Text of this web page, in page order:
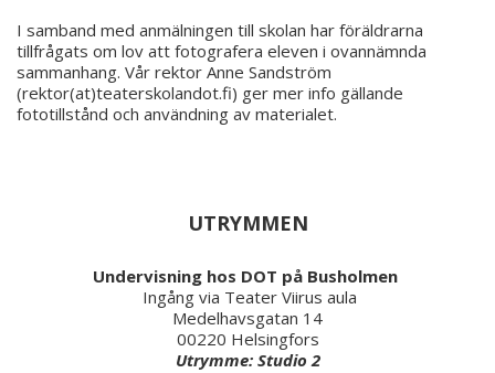
I samband med anmälningen till skolan har föräldrarna
tillfrågats om lov att fotografera eleven i ovannämnda
sammanhang. Vår rektor Anne Sandström
(rektor(at)teaterskolandot.fi) ger mer info gällande
fototillstånd och användning av materialet.
UTRYMMEN
Undervisning hos DOT på Busholmen
​ Ingång via Teater Viirus aula
Medelhavsgatan 14
00220 Helsingfors
Utrymme: Studio 2